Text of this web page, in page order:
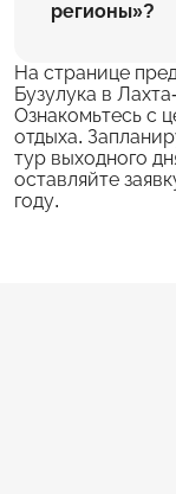
регионы»?
На странице
Бузулука в
Ознакомьтесь с
отдыха.
тур выходного
оставляйте
году.